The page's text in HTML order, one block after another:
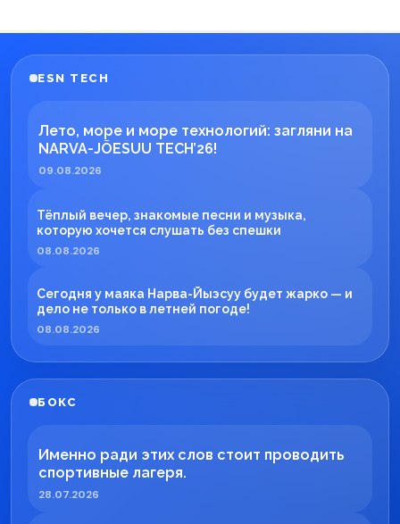
ESN TECH
Лето, море и море технологий: загляни на
NARVA-JÕESUU TECH’26!
09.08.2026
Тёплый вечер, знакомые песни и музыка,
которую хочется слушать без спешки
08.08.2026
Сегодня у маяка Нарва-Йыэсуу будет жарко — и
дело не только в летней погоде!
08.08.2026
БОКС
Именно ради этих слов стоит проводить
спортивные лагеря.
28.07.2026